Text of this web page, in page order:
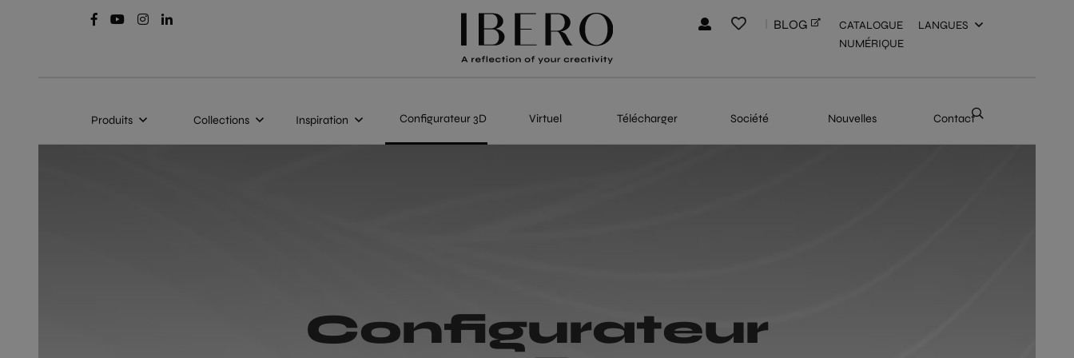
BLOG
CATALOGUE
NUMÉRIQUE
LANGUES
Produits Collections Inspiration Configurateur 3D Virtuel Télécharger Société Nouvelles Contact
Configurateur